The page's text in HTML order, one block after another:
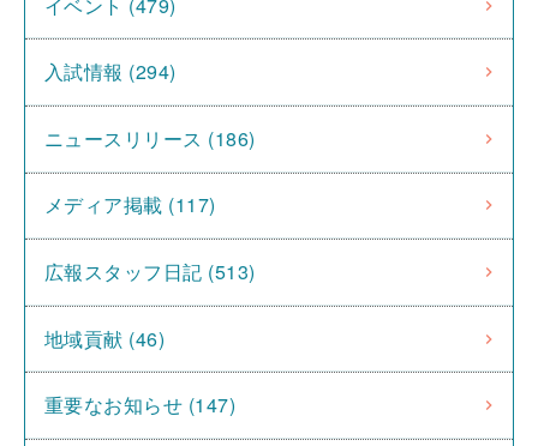
入試情報 (294)
ニュースリリース (186)
メディア掲載 (117)
広報スタッフ日記 (513)
地域貢献 (46)
重要なお知らせ (147)